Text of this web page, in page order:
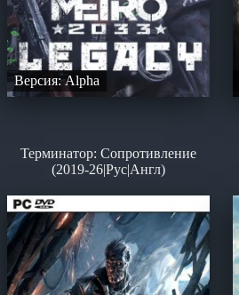
Версия: Alpha
Терминатор: Сопротивление
(2019-26|Рус|Англ)